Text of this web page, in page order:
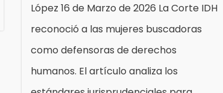
López 16 de Marzo de 2026 La Corte IDH
reconoció a las mujeres buscadoras
como defensoras de derechos
humanos. El artículo analiza los